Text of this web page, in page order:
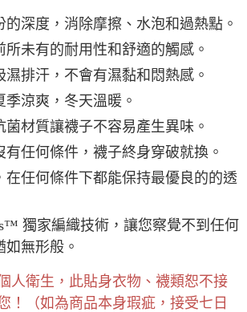
的深度，消除摩擦、水泡和過熱點。
所未有的耐用性和舒適的觸感。
濕排汗，不會有濕黏和悶熱感。
涼爽，冬天溫暖。
菌材質讓襪子不容易產生異味。
有任何條件，襪子終身穿破就換。
在任何條件下都能保持最優良的的透
獨家編織技術，讓您察覺不到任何
無形般。
人衛生，此貼身衣物、襪類恕不接
！（如為商品本身瑕疵，接受七日